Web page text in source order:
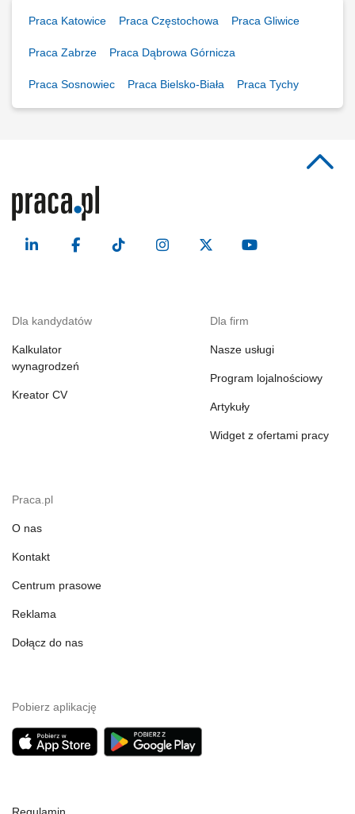
Praca Katowice Praca Częstochowa Praca Gliwice
Praca Zabrze Praca Dąbrowa Górnicza
Praca Sosnowiec Praca Bielsko-Biała Praca Tychy
Dla kandydatów
Kalkulator
wynagrodzeń
Kreator CV
Dla firm
Nasze usługi
Program lojalnościowy
Artykuły
Widget z ofertami pracy
Praca.pl
O nas
Kontakt
Centrum prasowe
Reklama
Dołącz do nas
Pobierz aplikację